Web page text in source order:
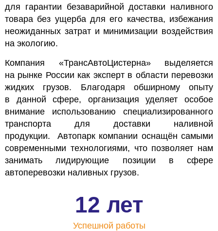
для гарантии безаварийной доставки наливного
товара без ущерба для его качества, избежания
неожиданных затрат и минимизации воздействия
на экологию.
Компания «ТрансАвтоЦистерна» выделяется
на рынке России как эксперт в области перевозки
жидких грузов. Благодаря обширному опыту
в данной сфере, организация уделяет особое
внимание использованию специализированного
транспорта для доставки наливной
продукции. Автопарк компании оснащён самыми
современными технологиями, что позволяет нам
занимать лидирующие позиции в сфере
автоперевозки наливных грузов.
12 лет
Успешной работы